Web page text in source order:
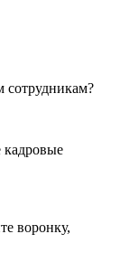
сотрудникам?
кадровые
воронку,